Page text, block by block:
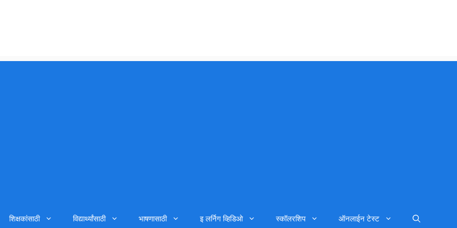
शिक्षकांसाठी विद्यार्थ्यांसाठी भाषणासाठी इ लर्निग व्हिडिओ स्कॉलरशिप ऑनलाईन टेस्ट